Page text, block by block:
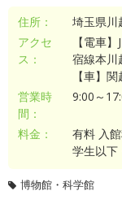
住所：
埼玉県川
アクセ
ス：
【電車
宿線本川
【車】
営業時
間：
9:00～
料金：
有料 入
学生以下
博物館・科学館